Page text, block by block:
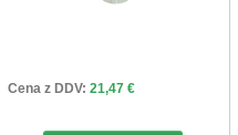
Cena z DDV: 21,47 €